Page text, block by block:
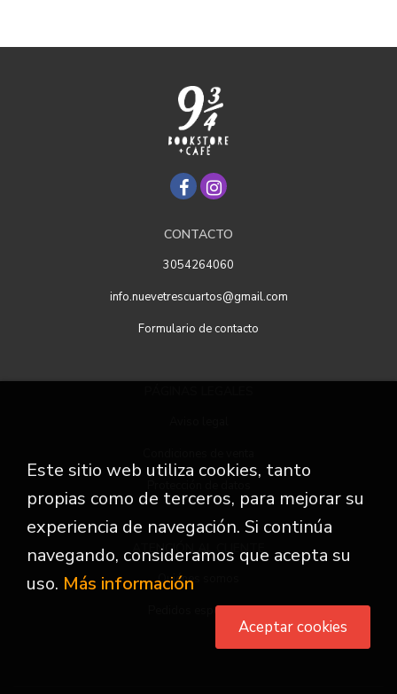
CONTACTO
3054264060
info.nuevetrescuartos@gmail.com
Formulario de contacto
ATENCIÓN AL CLIENTE
Quiénes somos
Pedidos especiales
Este sitio web utiliza cookies, tanto
propias como de terceros, para mejorar su
experiencia de navegación. Si continúa
navegando, consideramos que acepta su
uso. Más información
Aceptar cookies